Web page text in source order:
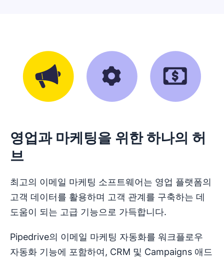
영업과 마케팅을 위한 하나의 허
브
최고의 이메일 마케팅 소프트웨어는 영업 플랫폼의
고객 데이터를 활용하며 고객 관계를 구축하는 데
도움이 되는 고급 기능으로 가득합니다.
Pipedrive의 이메일 마케팅 자동화를 워크플로우
자동화 기능에 포함하여, CRM 및 Campaigns 애드